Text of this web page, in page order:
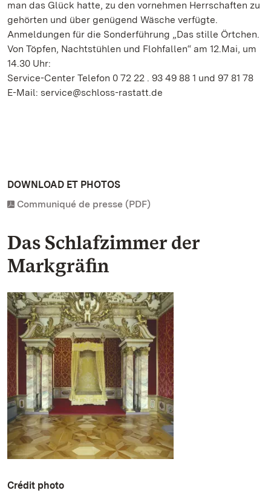
man das Glück hatte, zu den vornehmen Herrschaften zu
gehörten und über genügend Wäsche verfügte.
Anmeldungen für die Sonderführung „Das stille Örtchen.
Von Töpfen, Nachtstühlen und Flohfallen“ am 12.Mai, um
14.30 Uhr:
Service-Center Telefon 0 72 22 . 93 49 88 1 und 97 81 78
E-Mail: service@schloss-rastatt.de
DOWNLOAD ET PHOTOS
Communiqué de presse (PDF)
Das Schlafzimmer der
Markgräfin
Crédit photo